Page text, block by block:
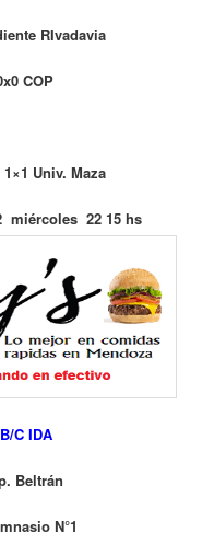
RIvadavia
COP
Univ. Maza
miércoles 22 15 hs
C IDA
Beltrán
N°1